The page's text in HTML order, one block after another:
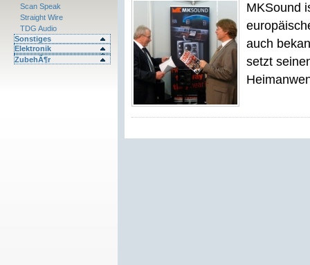
Scan Speak
Straight Wire
TDG Audio
Sonstiges
Elektronik
ZubehÃ¶r
MKSound
auch
setzt